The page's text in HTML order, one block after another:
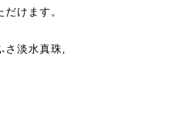
けます。
淡水真珠,